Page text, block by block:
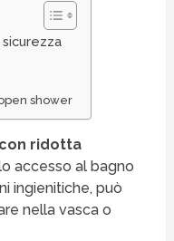
shower
ridotta
accesso al bagno
ingienitiche, può
nella vasca o